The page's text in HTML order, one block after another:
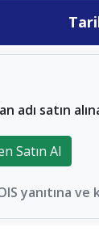
adı satın
Satın Al
yanıtına